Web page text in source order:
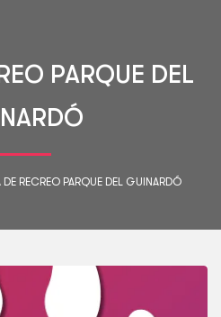
PARQUE DEL
DE RECREO PARQUE DEL GUINARDÓ